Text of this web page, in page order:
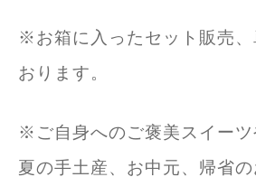
※お箱に入ったセット販売、
おります。
※ご自身へのご褒美スイーツ
夏の手土産、お中元、帰省